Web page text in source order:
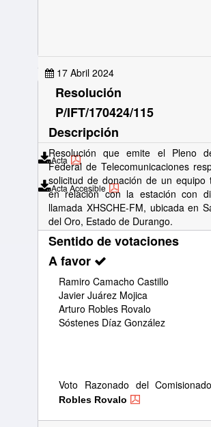
17 Abril 2024
Acta
Acta Accesible
Resolución
P/IFT/170424/115
Descripción
Resolución que emite el Pleno
Federal de Telecomunicaciones
solicitud de donación de un equipo
en relación con la estación con
llamada XHSCHE-FM, ubicada en
del Oro, Estado de Durango.
Sentido de votaciones
A favor
Ramiro Camacho Castillo
Javier Juárez Mojica
Arturo Robles Rovalo
Sóstenes Díaz González
Voto Razonado del Comisionado
Robles Rovalo